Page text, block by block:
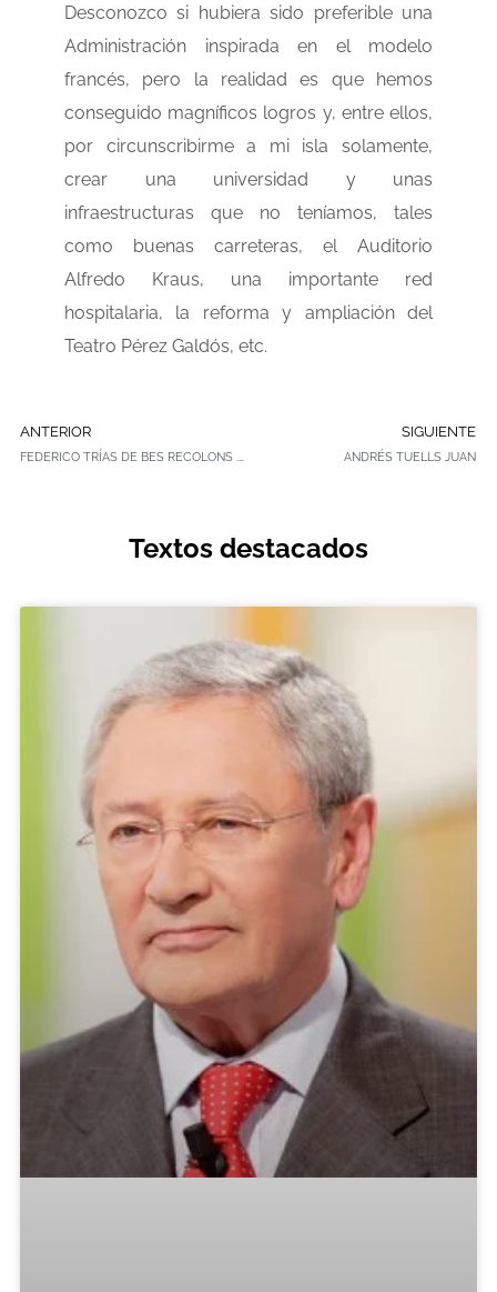
Desconozco si hubiera sido preferible una
Administración inspirada en el modelo
francés, pero la realidad es que hemos
conseguido magníficos logros y, entre ellos,
por circunscribirme a mi isla solamente,
crear una universidad y unas
infraestructuras que no teníamos, tales
como buenas carreteras, el Auditorio
Alfredo Kraus, una importante red
hospitalaria, la reforma y ampliación del
Teatro Pérez Galdós, etc.
ANTERIOR SIGUIENTE
ANDRÉS TUELLS JUAN
Textos destacados